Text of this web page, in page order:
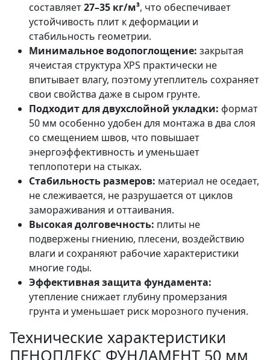
составляет27–35 кг/м³, что обеспечивает
устойчивость плит к деформации и
стабильность геометрии.
Минимальное водопоглощение: закрытая
ячеистая структура XPS практически не
впитывает влагу, поэтому утеплитель сохраняет
свои свойства даже в сыром грунте.
Подходит для двухслойной укладки: формат
50 мм особенно удобен для монтажа в два слоя
со смещением швов, что повышает
энергоэффективность и уменьшает
теплопотери на стыках.
Стабильность размеров: материал не оседает,
не слеживается, не разрушается от циклов
замораживания и оттаивания.
Высокая долговечность: плиты не
подвержены гниению, плесени, воздействию
влаги и сохраняют рабочие характеристики
многие годы.
Эффективная защита фундамента:
утепление снижает глубину промерзания
грунта и уменьшает риск морозного пучения.
Технические характеристики
ПЕНОПЛЕКС ФУНДАМЕНТ 50 мм